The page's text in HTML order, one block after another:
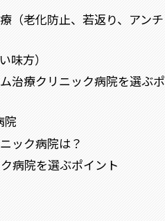
（老化防止、若返り、アンチ
味方）
治療クリニック病院を選ぶポ
院
ック病院は？
病院を選ぶポイント